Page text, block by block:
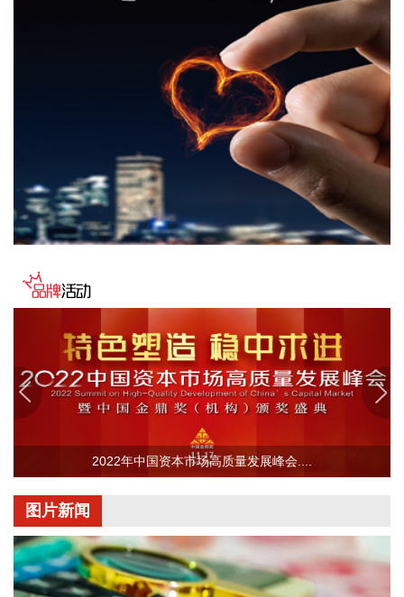
据气象部门预测和自然资源部地质灾害技术指导中心研判，受
台风“白海豚”影响，未来三天，浙江东部、安徽西部等地局部
地区发生地质灾害的风险高。自然资源部于8月8日12时对安徽
启动地质灾害防御IV级响应，将浙江地质灾害防御响应等级由
IV级提升为Ⅲ级，派出司局级同志带队的工作组赴浙江指导地
2026-08-08 13:38:17
中国地震台网正式测定：8月8日12时50分在美国阿拉斯加州
（北纬62.35度，西经152.25度）发生5.2级地震，震源深度10
千米。
2026-08-08 13:26:20
据湖北日报，8月7日，湖北省首家宇树科技产业学院在长江工
程职业技术学院成立。据悉，“宇树科技产业学院”由宇树科技
股份有限公司与长江工程职业技术学院共建，实行“企业专家任
院长、校内教授任执行副院长”双院长制管理架构，聚焦机器人
调试、运维、技术支持等市场紧缺岗位，精准培育紧缺人才。
路透社7日援引一名美国官员的话报道称，伊朗与阿曼围绕霍
说，一旦协议达成，霍尔木兹海峡恢复商业航运，美国将解除
对伊海上封锁。这名官员同时重申，美方行动将继续基于伊朗
履行承诺的实际情况。
2026-08-08 12:34:13
2022年中国资本市场高质量发展峰会....
图片新闻